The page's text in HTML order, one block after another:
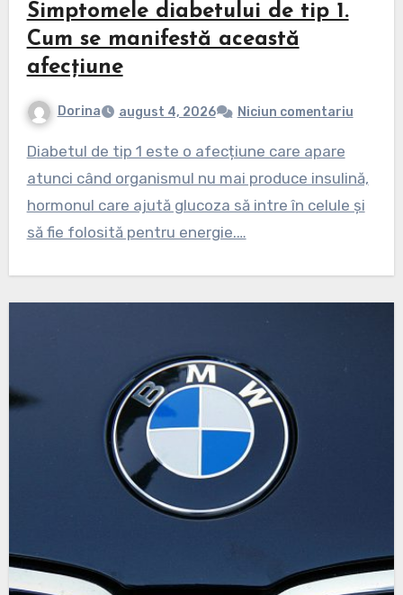
Simptomele diabetului de tip 1.
Cum se manifestă această
afecțiune
Dorina august 4, 2026 Niciun comentariu
Diabetul de tip 1 este o afecțiune care apare
atunci când organismul nu mai produce insulină,
hormonul care ajută glucoza să intre în celule și
să fie folosită pentru energie.…